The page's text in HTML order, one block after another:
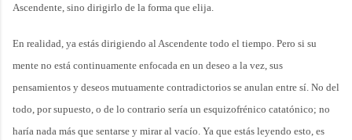
Ascendente, sino dirigirlo de la forma que elija.
En realidad, ya estás dirigiendo al Ascendente todo el tiempo. Pero si su
mente no está continuamente enfocada en un deseo a la vez, sus
pensamientos y deseos mutuamente contradictorios se anulan entre sí. No del
todo, por supuesto, o de lo contrario sería un esquizofrénico catatónico; no
haría nada más que sentarse y mirar al vacío. Ya que estás leyendo esto, es